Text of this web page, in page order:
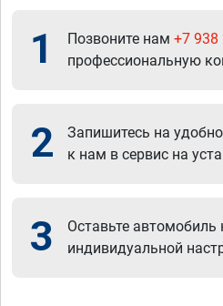
1 Позвоните нам +7 938
профессиональную
2
Запишитесь на
к нам в сервис на
3
Оставьте автомобиль
индивидуальной